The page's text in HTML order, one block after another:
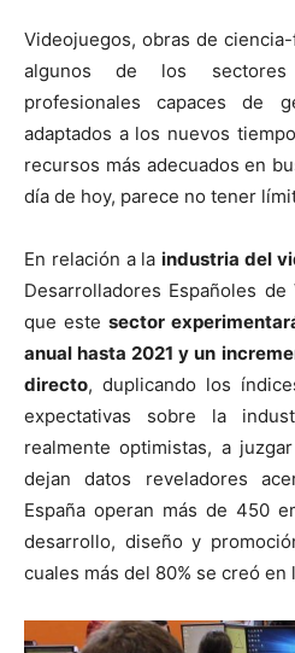
Videojuegos, obras de
algunos de los
profesionales capaces de
adaptados a los nuevos
recursos más adecuados en
día de hoy, parece no tener
En relación a la industria del
Desarrolladores Españoles
que estesector
anual hasta 2021 y un
directo, duplicando los
expectativas sobre la
realmente optimistas, a
dejan datos reveladores
España operan más de 450
desarrollo, diseño y
cuales más del 80% se creó en